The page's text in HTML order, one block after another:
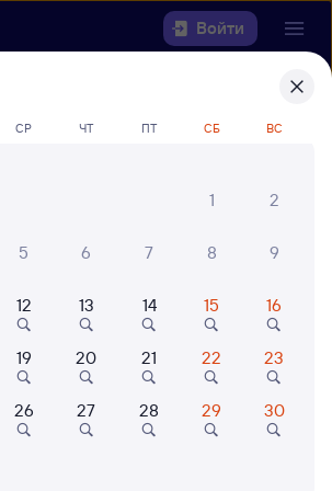
Войти
чтобы найти
2 — Дербент
Найти поезда
СР ЧТ ПТ СБ ВС
1
2
5 6 7 8 9
12 13 14 15 16
19 20 21 22 23
26 27 28 29 30